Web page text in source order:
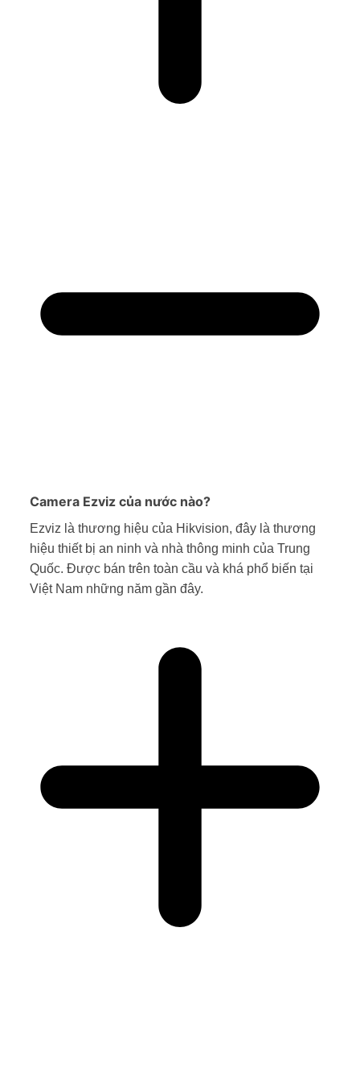
Camera Ezviz của nước nào?
Ezviz là thương hiệu của Hikvision, đây là thương
hiệu thiết bị an ninh và nhà thông minh của Trung
Quốc. Được bán trên toàn cầu và khá phổ biến tại
Việt Nam những năm gần đây.